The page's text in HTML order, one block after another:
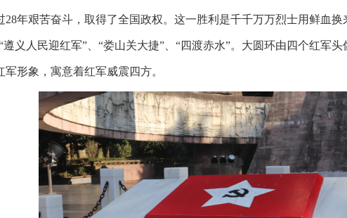
28年艰苦奋斗，取得了全国政权。这一胜利是千千万万烈士用鲜血
义人民迎红军”、“娄山关大捷”、“四渡赤水”。大圆环由四个红军
形象，寓意着红军威震四方。